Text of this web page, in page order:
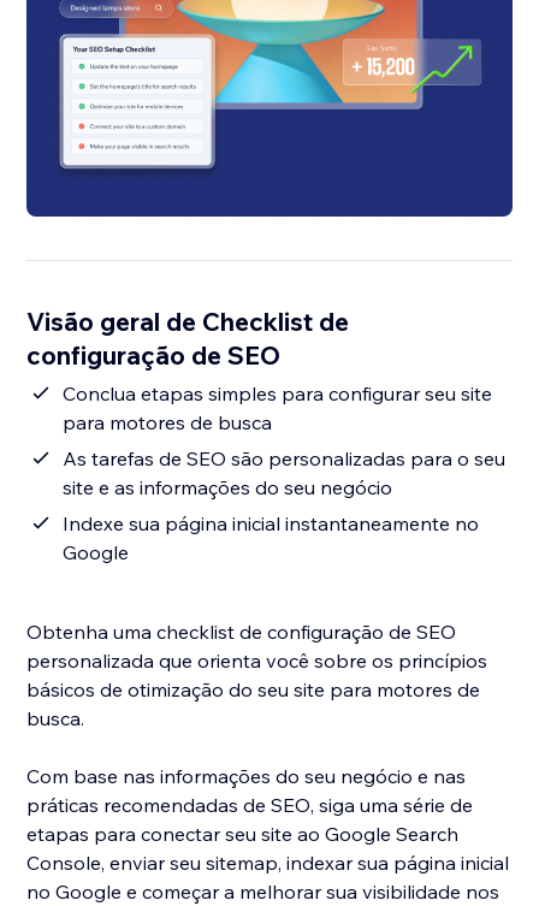
Visão geral de Checklist de
configuração de SEO
Conclua etapas simples para configurar seu site
para motores de busca
As tarefas de SEO são personalizadas para o seu
site e as informações do seu negócio
Indexe sua página inicial instantaneamente no
Google
Obtenha uma checklist de configuração de SEO
personalizada que orienta você sobre os princípios
básicos de otimização do seu site para motores de
busca.
Com base nas informações do seu negócio e nas
práticas recomendadas de SEO, siga uma série de
etapas para conectar seu site ao Google Search
Console, enviar seu sitemap, indexar sua página inicial
no Google e começar a melhorar sua visibilidade nos